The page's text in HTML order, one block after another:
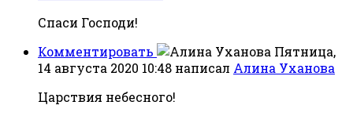
Спаси Господи!
Комментировать
Пятница,
14 августа 2020 10:48 написал Алина Уханова
Царствия небесного!